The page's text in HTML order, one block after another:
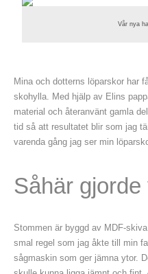
Vår nya
Mina och dotterns löparskor har
skohylla. Med hjälp av Elins
material och återanvänt gamla
tid så att resultatet blir som jag
varenda gång jag ser min
Såhär gjorde
Stommen är byggd av MDF-
smal regel som jag åkte till min
sågmaskin som ger jämna ytor.